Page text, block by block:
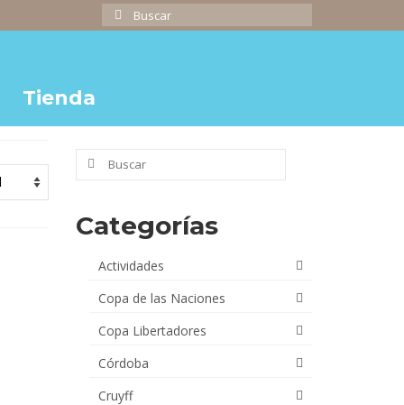
Buscar
por:
Tienda
Buscar
Categorías
Actividades
Copa de las Naciones
Copa Libertadores
Córdoba
Cruyff